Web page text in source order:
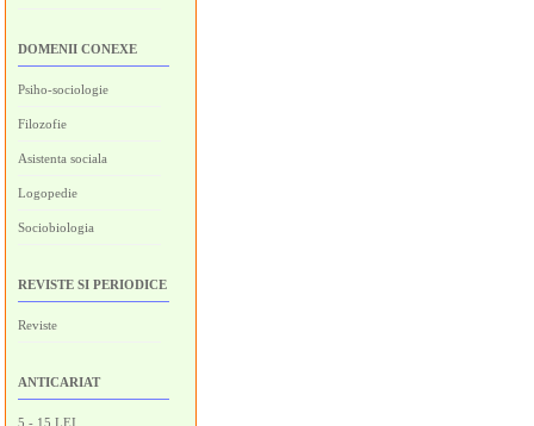
DOMENII CONEXE
Psiho-sociologie
Filozofie
Asistenta sociala
Logopedie
Sociobiologia
REVISTE SI PERIODICE
Reviste
ANTICARIAT
5 - 15 LEI